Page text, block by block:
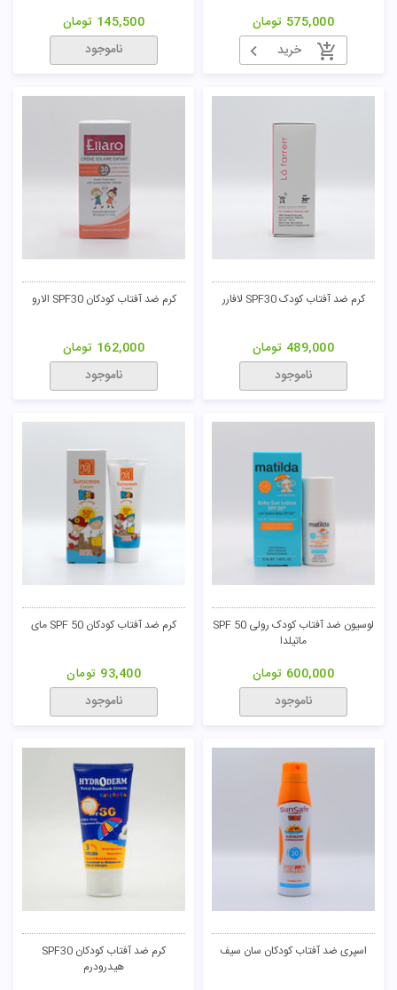
575,000 تومان
خرید
145,500 تومان
ناموجود
کرم ضد آفتاب کودک SPF30 لافارر
489,000 تومان
ناموجود
کرم ضد آفتاب کودکان SPF30 الارو
162,000 تومان
ناموجود
لوسیون ضد آفتاب کودک رولی SPF 50
ماتیلدا
600,000 تومان
ناموجود
کرم ضد آفتاب کودکان SPF 50 مای
93,400 تومان
ناموجود
اسپری ضد آفتاب کودکان سان سیف
کرم ضد آفتاب کودکان SPF30
هیدرودرم